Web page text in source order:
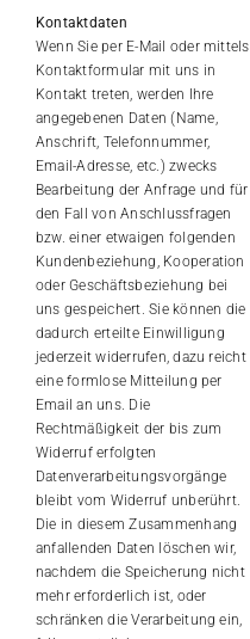
Kontaktdaten
Wenn Sie per E-Mail oder mittels
Kontaktformular mit uns in
Kontakt treten, werden Ihre
angegebenen Daten (Name,
Anschrift, Telefonnummer,
Email-Adresse, etc.) zwecks
Bearbeitung der Anfrage und für
den Fall von Anschlussfragen
bzw. einer etwaigen folgenden
Kundenbeziehung, Kooperation
oder Geschäftsbeziehung bei
uns gespeichert. Sie können die
dadurch erteilte Einwilligung
jederzeit widerrufen, dazu reicht
eine formlose Mitteilung per
Email an uns. Die
Rechtmäßigkeit der bis zum
Widerruf erfolgten
Datenverarbeitungsvorgänge
bleibt vom Widerruf unberührt.
Die in diesem Zusammenhang
anfallenden Daten löschen wir,
nachdem die Speicherung nicht
mehr erforderlich ist, oder
schränken die Verarbeitung ein,